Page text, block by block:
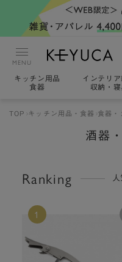
MENU
キッチン用品
食器
インテリ
収納・寝
TOP キッチン用品・食器 食器・
酒器
Ranking
1